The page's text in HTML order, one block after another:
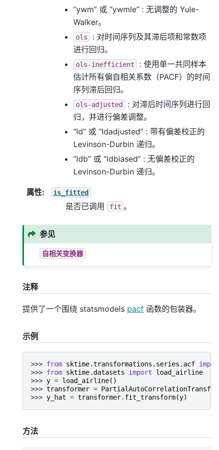
“ywm” 或 “ywmle” : 无调整的 Yule-
Walker。
ols
: 对时间序列及其滞后项和常数项
进行回归。
ols-inefficient
: 使用单一共同样本
估计所有偏自相关系数（PACF）的时间
序列滞后回归。
ols-adjusted
: 对滞后时间序列进行回
归，并进行偏差调整。
“ld” 或 “ldadjusted” : 带有偏差校正的
Levinson-Durbin 递归。
“ldb” 或 “ldbiased” : 无偏差校正的
Levinson-Durbin 递归。
属性: is_fitted
是否已调用 fit 。
参见
自相关变换器
注释
提供了一个围绕 statsmodels pacf 函数的包装器。
示例
>>> from sktime.transformations.series.acf
>>> from sktime.datasets import
load_airline
>>> y = load_airline()
>>> transformer =
>>> y_hat = transformer. fit_transform(y)
方法